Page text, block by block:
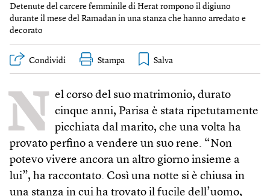
Detenute del carcere femminile di Herat rompono il digiuno
durante il mese del Ramadan in una stanza che hanno arredato e
decorato
Condividi Stampa
N el corso del suo matrimonio, durato
cinque anni, Parisa è stata ripetutamente
picchiata dal marito, che una volta ha
provato perfino a vendere un suo rene. “Non
potevo vivere ancora un altro giorno insieme a
lui”, ha raccontato. Così una notte si è chiusa in
una stanza in cui ha trovato il fucile dell’uomo,